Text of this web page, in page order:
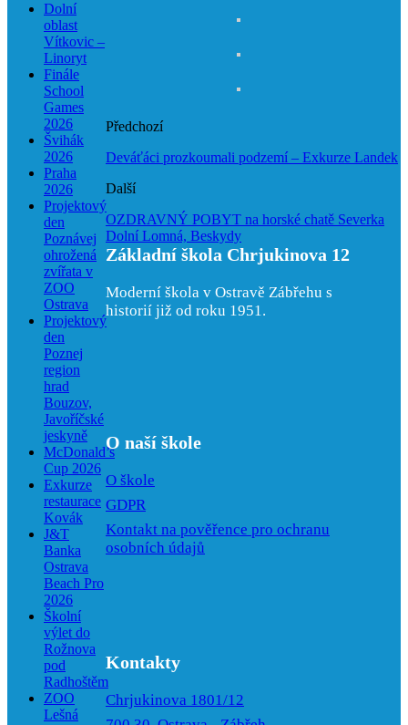
Dolní
oblast
Vítkovic –
Linoryt
Finále
School
Games
2026
Švihák
2026
Praha
2026
Projektový
den
Poznávej
ohrožená
zvířata v
ZOO
Ostrava
Projektový
den
Poznej
region
hrad
Bouzov,
Javoříčské
jeskyně
McDonald’s
Cup 2026
Exkurze
restaurace
Kovák
J&T
Banka
Ostrava
Beach Pro
2026
Školní
výlet do
Rožnova
pod
Radhoštěm
ZOO
Lešná
Předchozí
Deváťáci prozkoumali podzemí – Exkurze Landek
Další
OZDRAVNÝ POBYT na horské chatě Severka
Dolní Lomná, Beskydy
Základní škola Chrjukinova 12
Moderní škola v Ostravě Zábřehu s
historií již od roku 1951.
O naší škole
O škole
GDPR
Kontakt na pověřence pro ochranu
osobních údajů
Kontakty
Chrjukinova 1801/12